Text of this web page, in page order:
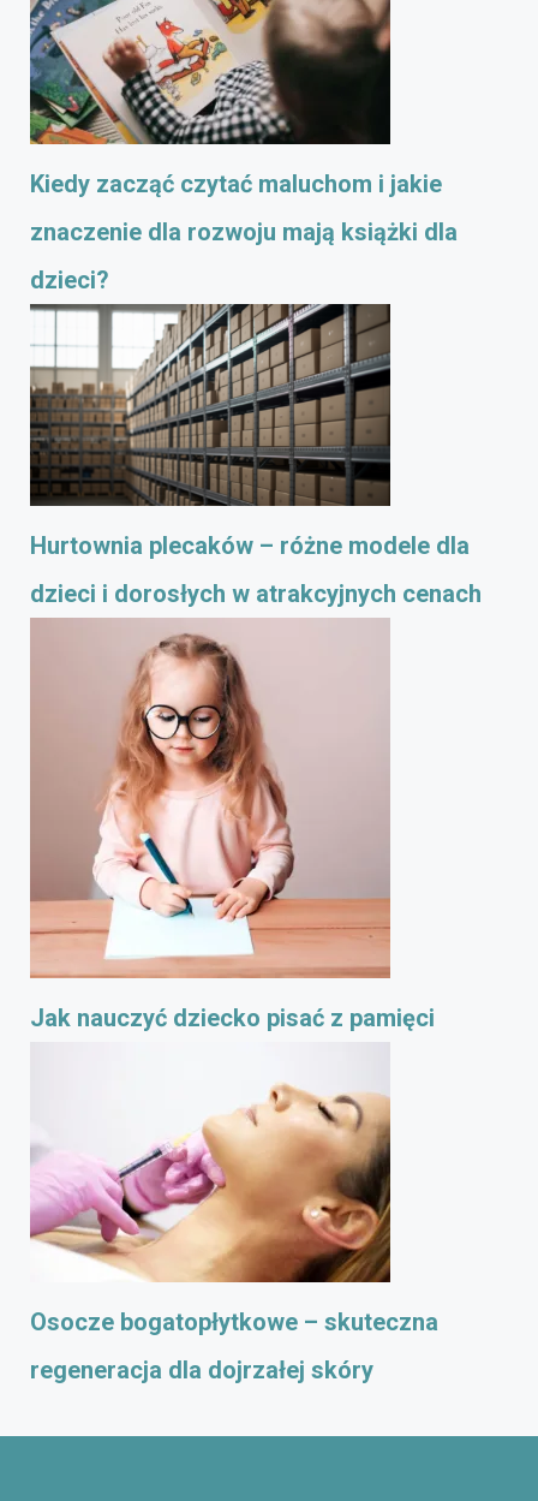
Kiedy zacząć czytać maluchom i jakie
znaczenie dla rozwoju mają książki dla
dzieci?
Hurtownia plecaków – różne modele dla
dzieci i dorosłych w atrakcyjnych cenach
Jak nauczyć dziecko pisać z pamięci
Osocze bogatopłytkowe – skuteczna
regeneracja dla dojrzałej skóry